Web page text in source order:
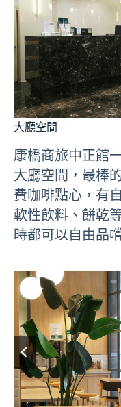
大廳空間
康橋商旅中正館
大廳空間，最棒
費咖啡點心，有
軟性飲料、餅乾
時都可以自由品